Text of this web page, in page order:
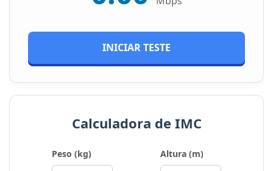
menos de 3 segundos.
O Impacto Fatal da Lerdeza
resolução sem otimização, ou que
dependem de scripts lentos, fazem o
usuário pensar que o serviço é antigo ou
INICIAR TESTE
Calculadora de IMC
Peso (kg) Altura (m)